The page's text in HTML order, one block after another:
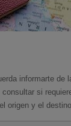
informarte de
si
origen y el